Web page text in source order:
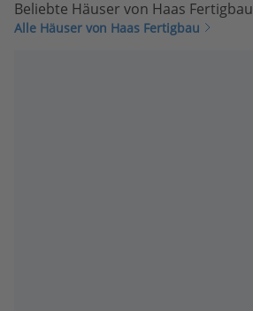
Beliebte Häuser von Haas Fertigbau
Alle Häuser von Haas Fertigbau